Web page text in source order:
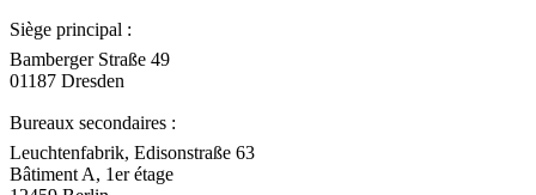
Siège principal :
Bamberger Straße 49
01187 Dresden
Bureaux secondaires :
Leuchtenfabrik, Edisonstraße 63
Bâtiment A, 1er étage